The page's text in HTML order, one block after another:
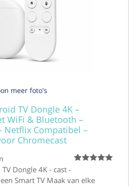
meer foto's
TV Dongle 4K –
WiFi & Bluetooth –
Netflix Compatibel –
Chromecast
gebaseerd
Dongle 4K - cast -
Smart TV Maak van elke